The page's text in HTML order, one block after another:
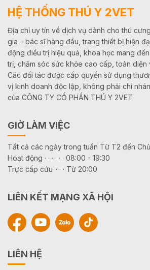
HỆ THỐNG THÚ Y 2VET
Địa chỉ uy tín về dịch vụ dành cho thú
gia – bác sĩ hàng đầu, trang thiết bị hiện
động điều trị hiệu quả, khoa học mang
trị, chăm sóc sức khỏe cao cấp, toàn diện
Các đối tác được cấp quyền sử dụng
vị kinh doanh độc lập, không phải chi
của CÔNG TY CỔ PHẦN THÚ Y 2VET
GIỜ LÀM VIỆC
Tất cả các ngày trong tuần Từ T2 đến
Hoạt động · · · · · · 08:00 - 19:30
Trực cấp cứu· · · · Từ 20:00
LIÊN KẾT MẠNG XÃ HỘI
LIÊN HỆ